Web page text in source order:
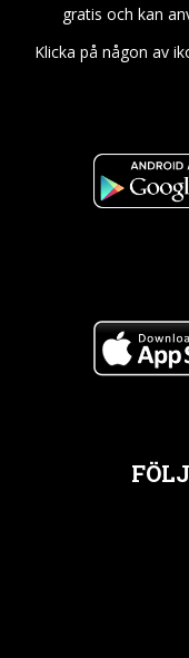
gratis och kan
Klicka på någon av